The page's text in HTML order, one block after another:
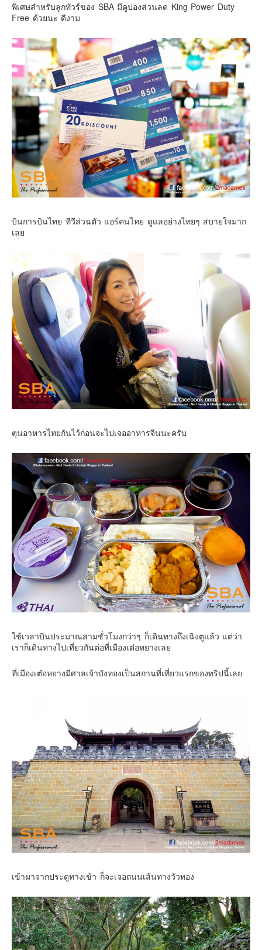
พิเศษสำหรับลูกทัวร์ของ SBA มีคูปองส่วนลด King Power Duty
Free ด้วยนะ ดีงาม
บินการบินไทย ทีวีส่วนตัว แอร์คนไทย ดูแลอย่างไทยๆ สบายใจมาก
เลย
ตุนอาหารไทยกันไว้ก่อนจะไปเจออาหารจีนนะครับ
ใช้เวลาบินประมาณสามชั่วโมงกว่าๆ ก็เดินทางถึงเฉิงตูแล้ว แต่ว่า
เราก็เดินทางไปเที่ยวกันต่อที่เมืองเต๋อหยางเลย
ที่เมืองเต๋อหยางมีศาลเจ้าบังทองเป็นสถานที่เที่ยวแรกของทริปนี้เลย
เข้ามาจากประตูทางเข้า ก็จะเจอถนนเส้นทางวัวทอง